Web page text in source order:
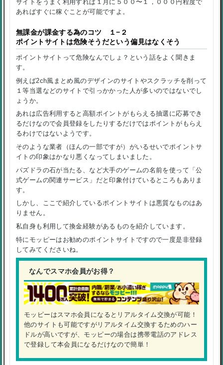
サイトをうまく利用すれば１月に５００〜１，０００円程度で
あればすぐに稼ぐことが可能ですよ。
無課金が課金する為のコツ １−２
ポイントサイトは危険そうだという偏見はなくそう
ポイントサイトって危険なんでしょ？という話をよく聞きま
す。
例えば2ch風まとめ風のデザインのサイト やスクラッチを削って
１等当選 などのサイトで引っかかった人が多いのではないでし
ょうか。
あれは広告利用すると高額ポイントがもらえる抽選に応募でき
るだけなので会員登録をしたりするだけではポイントがもらえ
るわけではないようです。
そのような業者（ほんの一部ですが）がいるせいでポイントサ
イトの印象はかなり悪くなってしまいました。
パズドラの石が当たる、など大手のゲームの名前を使って「公
式ゲームの関連サービス」だと印象付けているところもありま
す。
しかし、ここで紹介しているポイントサイトは悪質なものはあ
りません。
私自身も利用して換金経験があるものを紹介しています。
特にモッピーはお勧めのポイントサイトですので一度是非登録
してみてくださいね。
なんでスマホ会員がお得？
モッピーはスマホ会員になるとリアルタイム交換が可能！
他のサイトも可能ですがリアルタイム交換するためのハー
ドルが高いですが、モッピーの場合は携帯電話のアドレス
で登録して本会員になるだけなので簡単！